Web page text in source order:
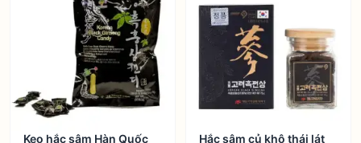
Kẹo hắc sâm Hàn Quốc
Hắc sâm củ khô thái lát